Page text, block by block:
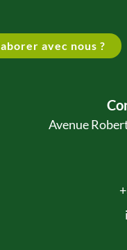
avec nous ?
Avenue